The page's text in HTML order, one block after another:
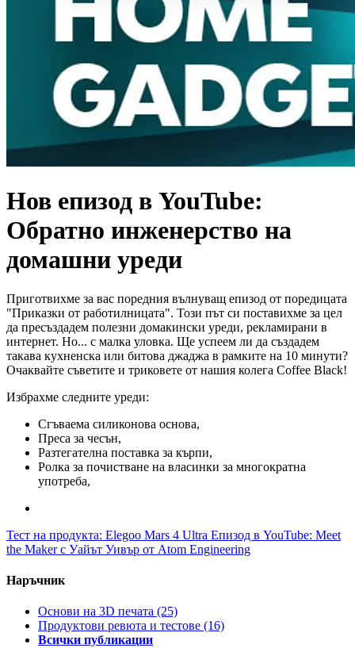
Нов епизод в YouTube:
Обратно инженерство на
домашни уреди
Приготвихме за вас поредния вълнуващ епизод от поредицата
"Приказки от работилницата". Този път си поставихме за цел
да пресъздадем полезни домакински уреди, рекламирани в
интернет. Но... с малка уловка. Ще успеем ли да създадем
такава кухненска или битова джаджа в рамките на 10 минути?
Очаквайте съветите и триковете от нашия колега Coffee Black!
Избрахме следните уреди:
Сгъваема силиконова основа,
Преса за чесън,
Разтегателна поставка за кърпи,
Ролка за почистване на власинки за многократна
употреба,
Тест на продукта: Elegoo Mars 4 Ultra Епизод в YouTube: Meet
the Maker с Уайът Уивър от Atom Engineering
Наръчник
Основи на 3D печата (25)
Продуктови ревюта и тестове (16)
Всички публикации